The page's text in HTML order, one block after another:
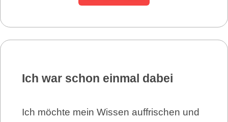
Ich war schon einmal dabei
Ich möchte mein Wissen auffrischen und